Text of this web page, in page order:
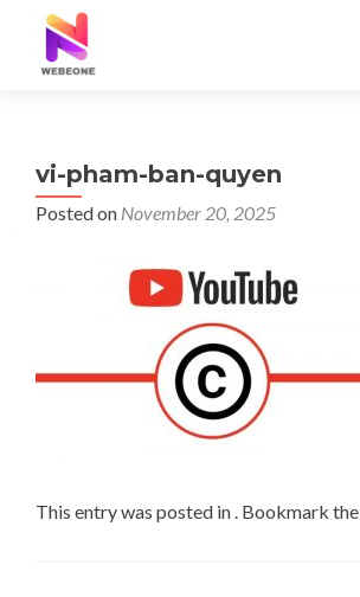
vi-pham-ban-quyen
Posted on November 20, 2025
This entry was posted in . Bookmark the